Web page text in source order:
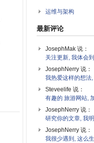
运维与架构
最新评论
JosephMak 说：
关注更新, 我体会
JosephNerry 说：
我热爱这样的想法
Steveelife 说：
有趣的 旅游网站,
JosephNerry 说：
研究你的文章, 我
JosephNerry 说：
我很少遇到, 这么